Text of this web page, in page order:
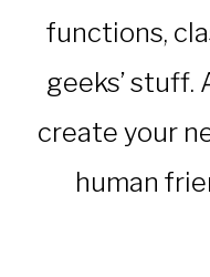
functions,
geeks’ stuff.
create your
human